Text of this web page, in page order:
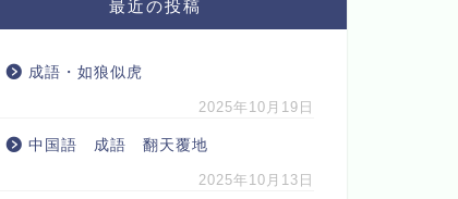
最近の投稿
成語・如狼似虎
2025年10月19日
中国語 成語 翻天覆地
2025年10月13日